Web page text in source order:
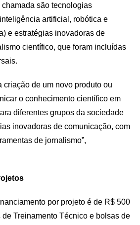
são tecnologias
artificial, robótica e
e estratégias inovadoras de
científico, que foram incluídas
criação de um novo produto ou
o conhecimento científico em
diferentes grupos da sociedade
inovadoras de comunicação, com
de jornalismo”,
por projeto é de R$ 500
Treinamento Técnico e bolsas de